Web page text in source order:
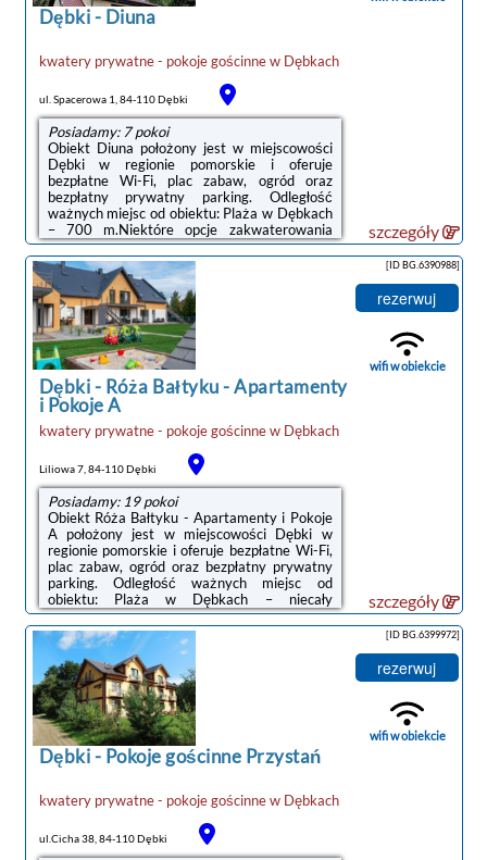
terenie ...
Dębki- Diuna
kwatery prywatne - pokoje gościnnew Dębkach
ul. Spacerowa 1, 84-110 Dębki
Posiadamy: 7 pokoi
Obiekt Diuna położony jest w miejscowości
Dębki w regionie pomorskie i oferuje
bezpłatne Wi-Fi, plac zabaw, ogród oraz
bezpłatny prywatny parking. Odległość
ważnych miejsc od obiektu: Plaża w Dębkach
– 700 m.Niektóre opcje zakwaterowania
mają jadalnię lub balkon.W obiekcie znajduje
się sprzęt do grillowania, a okolica jest
popularna wśród miłośników trekkingu i jazdy
na rowerze.Odległość ważnych miejsc od
obiektu: Dworzec kolejowy – 50 km. Lotnisko
Lotnisko Gdańsk-Rębiechowo znajduje się 68
km od obiektu.Doba hotelowa od godziny
15:00 do 10:00.Prosimy o wcześniejsze ...
szczegóły
Dębki- Róża Bałtyku - Apartamenty
i Pokoje A
kwatery prywatne - pokoje gościnnew Dębkach
Liliowa 7, 84-110 Dębki
Posiadamy: 19 pokoi
Obiekt Róża Bałtyku - Apartamenty i Pokoje
A położony jest w miejscowości Dębki w
regionie pomorskie i oferuje bezpłatne Wi-Fi,
plac zabaw, ogród oraz bezpłatny prywatny
parking. Odległość ważnych miejsc od
obiektu: Plaża w Dębkach – niecały
kilometr.We wszystkich opcjach
zakwaterowania znajduje się podłoga
wyłożona parkietem, aneks kuchenny z
pełnym wyposażeniem, w tym lodówką, jak
również prywatna łazienka z prysznicem oraz
suszarką do włosów. Wyposażenie obejmuje
też telewizor z płaskim ekranem.
Wyposażenie obejmuje także płytę kuchenną
i czajnik.Na terenie ...
[ID BG.6390988]
rezerwuj
wifi w obiekcie
szczegóły
Dębki- Pokoje gościnne Przystań
kwatery prywatne - pokoje gościnnew Dębkach
ul.Cicha 38, 84-110 Dębki
[ID BG.6399972]
rezerwuj
wifi w obiekcie